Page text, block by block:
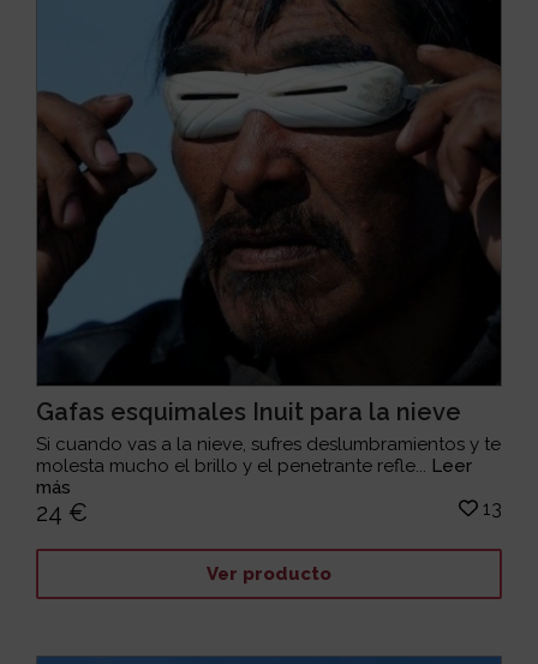
Gafas esquimales Inuit para la nieve
Si cuando vas a la nieve, sufres deslumbramientos y te
molesta mucho el brillo y el penetrante refle... Leer
más
24 € 13
Ver producto